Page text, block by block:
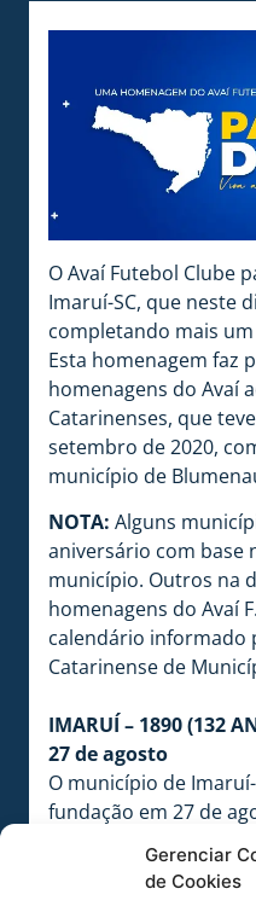
Gerenciar
de Cookies
O Avaí Futebol Clube
Imaruí-SC, que neste
completando mais
Esta homenagem faz
homenagens do Avaí
Catarinenses, que
setembro de 2020,
município de
NOTA: Alguns
aniversário com base
município. Outros na
homenagens do Avaí
calendário informado
Catarinense de
IMARUÍ – 1890 (132
27 de agosto
O município de
fundação em 27 de
região Sul de Santa
110 quilômetros da